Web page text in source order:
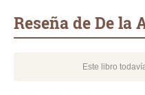
Reseña de De la
Este libro